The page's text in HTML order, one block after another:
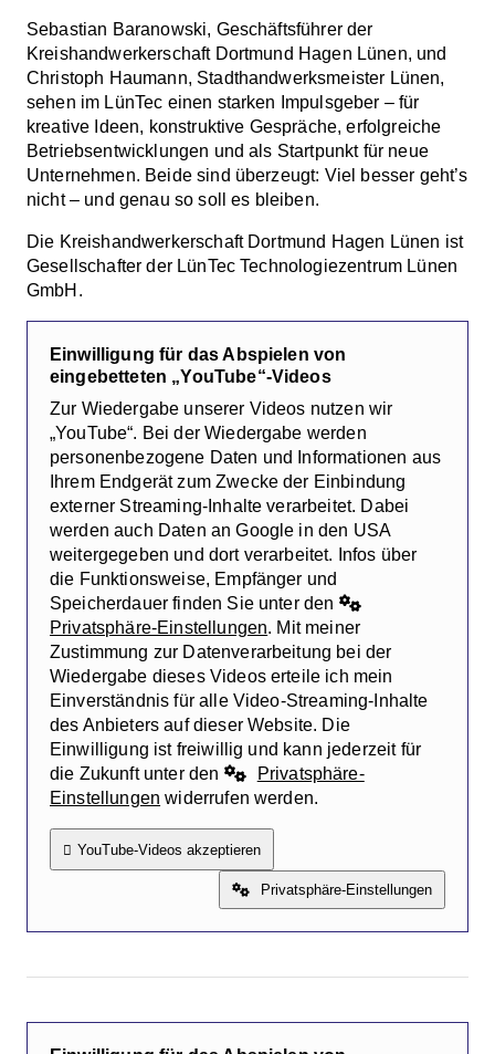
Sebastian Baranowski, Geschäftsführer der
Kreishandwerkerschaft Dortmund Hagen Lünen, und
Christoph Haumann, Stadthandwerksmeister Lünen,
sehen im LünTec einen starken Impulsgeber – für
kreative Ideen, konstruktive Gespräche, erfolgreiche
Betriebsentwicklungen und als Startpunkt für neue
Unternehmen. Beide sind überzeugt: Viel besser geht’s
nicht – und genau so soll es bleiben.
Die Kreishandwerkerschaft Dortmund Hagen Lünen ist
Gesellschafter der LünTec Technologiezentrum Lünen
GmbH.
Einwilligung für das Abspielen von
eingebetteten „YouTube“-Videos
Zur Wiedergabe unserer Videos nutzen wir
„YouTube“. Bei der Wiedergabe werden
personenbezogene Daten und Informationen aus
Ihrem Endgerät zum Zwecke der Einbindung
externer Streaming-Inhalte verarbeitet. Dabei
werden auch Daten an Google in den USA
weitergegeben und dort verarbeitet. Infos über
die Funktionsweise, Empfänger und
Speicherdauer finden Sie unter den
Privatsphäre-Einstellungen. Mit meiner
Zustimmung zur Datenverarbeitung bei der
Wiedergabe dieses Videos erteile ich mein
Einverständnis für alle Video-Streaming-Inhalte
des Anbieters auf dieser Website. Die
Einwilligung ist freiwillig und kann jederzeit für
die Zukunft unter den
Privatsphäre-
Einstellungen widerrufen werden.
YouTube-Videos akzeptieren
Privatsphäre-Einstellungen